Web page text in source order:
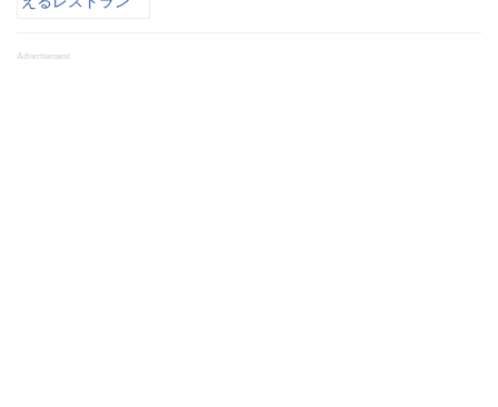
Advertisement